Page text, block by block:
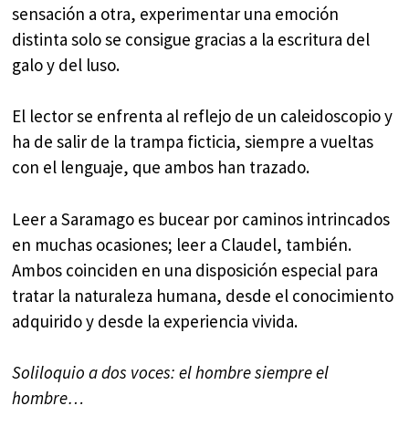
sensación a otra, experimentar una emoción
distinta solo se consigue gracias a la escritura del
galo y del luso.
El lector se enfrenta al reflejo de un caleidoscopio y
ha de salir de la trampa ficticia, siempre a vueltas
con el lenguaje, que ambos han trazado.
Leer a Saramago es bucear por caminos intrincados
en muchas ocasiones; leer a Claudel, también.
Ambos coinciden en una disposición especial para
tratar la naturaleza humana, desde el conocimiento
adquirido y desde la experiencia vivida.
Soliloquio a dos voces: el hombre siempre el
hombre…